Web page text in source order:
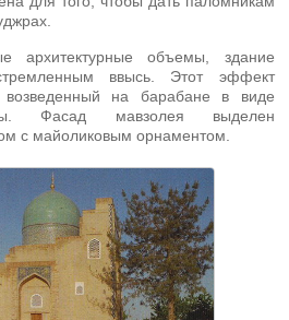
архитектурные объемы, здание
ввысь. Этот эффект
возведенный на барабане в виде
Фасад мавзолея выделен
с майоликовым орнаментом.